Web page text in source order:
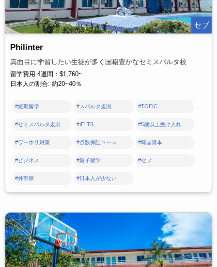
セブ
Philinter
真面目に学習したい生徒が多く国籍豊かなセミスパルタ校
留学費用:4週間：$1,760~
日本人の割合: 約20~40％
#短期留学 #スパルタ規則 #TOEIC
#セミスパルタ規則 #IELTS #5歳以上受け入れ
#ワーホリ対策 #点数保証コース #韓国資本
#ビジネス #親子留学 #セブ
#外部寮 #日本人が少ない